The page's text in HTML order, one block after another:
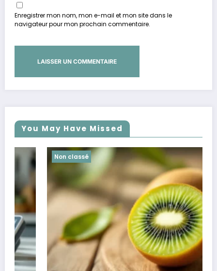
Enregistrer mon nom, mon e-mail et mon site dans le
navigateur pour mon prochain commentaire.
You May Have Missed
Non classé